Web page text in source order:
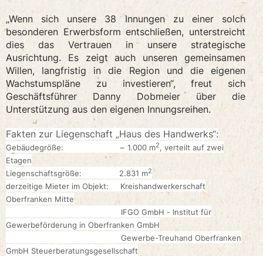
„Wenn sich unsere 38 Innungen zu einer solch
besonderen Erwerbsform entschließen, unterstreicht
dies das Vertrauen in unsere strategische
Ausrichtung. Es zeigt auch unseren gemeinsamen
Willen, langfristig in die Region und die eigenen
Wachstumspläne zu investieren“, freut sich
Geschäftsführer Danny Dobmeier über die
Unterstützung aus den eigenen Innungsreihen.
Fakten zur Liegenschaft „Haus des Handwerks“:
Gebäudegröße: ~ 1.000 m2, verteilt auf zwei
Etagen
Liegenschaftsgröße: 2.831 m2
derzeitige Mieter im Objekt: Kreishandwerkerschaft
Oberfranken Mitte
IFGO GmbH - Institut für
Gewerbeförderung in Oberfranken GmbH
Gewerbe-Treuhand Oberfranken
GmbH Steuerberatungsgesellschaft